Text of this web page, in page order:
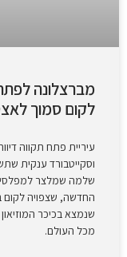
מברצלונה
לקום סמוך
עיריית פתח תקווה
שלמה שמלצר
החדשה, שצפויה לקום
שנמצא בכיכר
מכל העולם.